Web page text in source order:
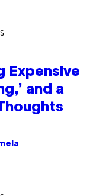
Expensive
and a